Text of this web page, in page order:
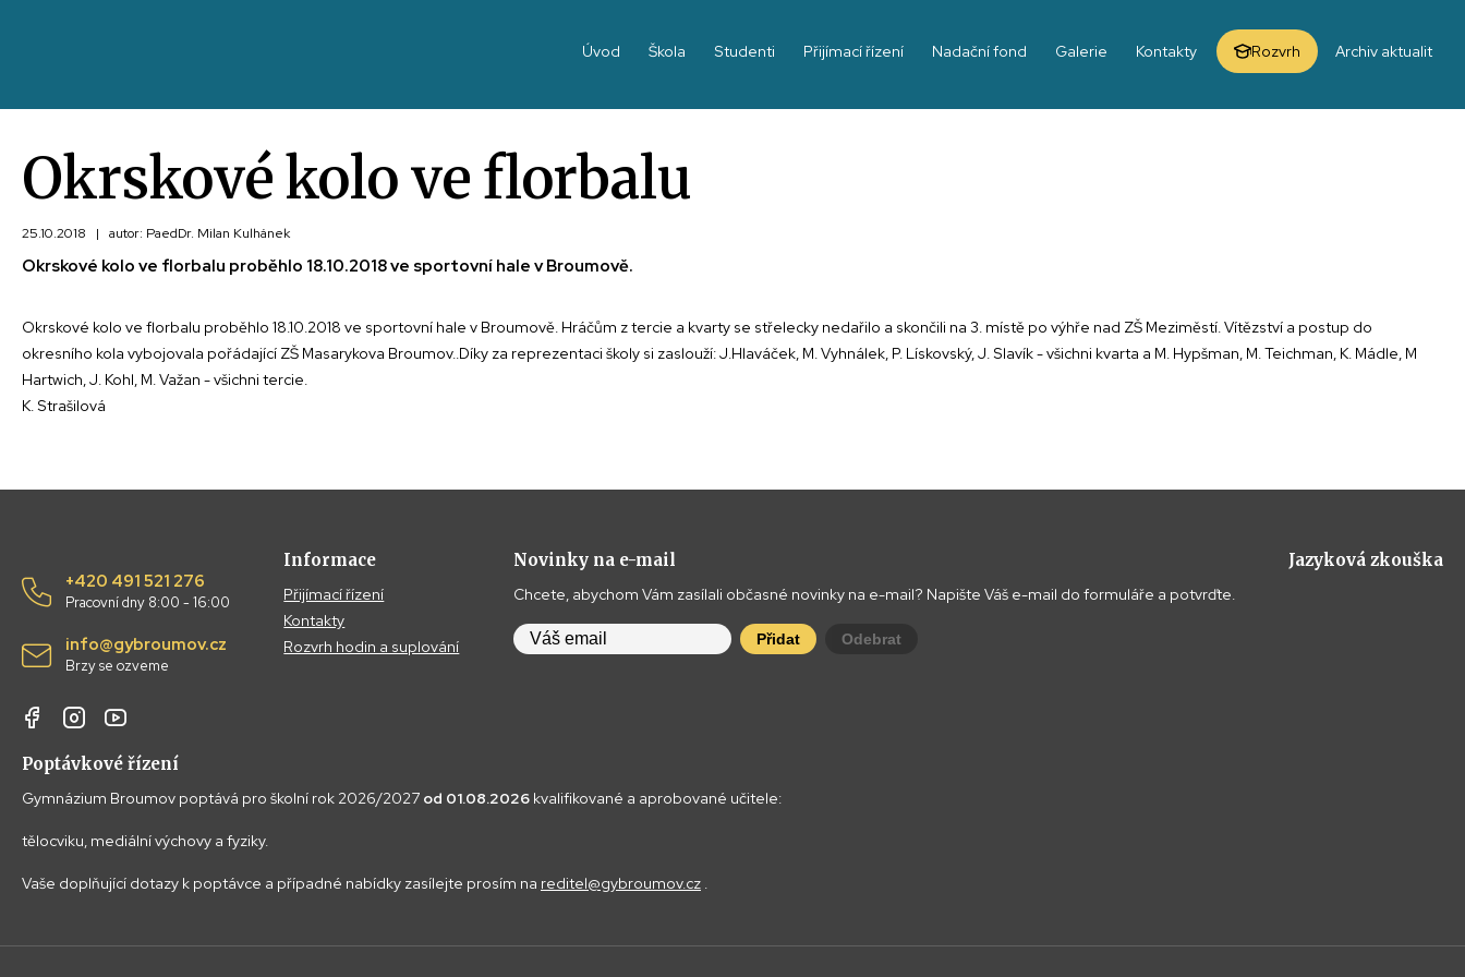
Úvod Škola Studenti Přijímací řízení Nadační fond Galerie Kontakty Rozvrh Archiv aktualit
Okrskové kolo ve florbalu
25.10.2018 | autor: PaedDr. Milan Kulhánek
Okrskové kolo ve florbalu proběhlo 18.10.2018 ve sportovní hale v Broumově.
Okrskové kolo ve florbalu proběhlo 18.10.2018 ve sportovní hale v Broumově. Hráčům z tercie a kvarty se střelecky nedařilo a skončili na 3. místě po výhře nad ZŠ Meziměstí. Vítězství a postup do
okresního kola vybojovala pořádající ZŠ Masarykova Broumov..Díky za reprezentaci školy si zaslouží: J.Hlaváček, M. Vyhnálek, P. Lískovský, J. Slavík - všichni kvarta a M. Hypšman, M. Teichman, K. Mádle, M
Hartwich, J. Kohl, M. Važan - všichni tercie.
K. Strašilová
+420 491 521 276
Pracovní dny 8:00 - 16:00
info@gybroumov.cz
Brzy se ozveme
Informace
Přijímací řízení
Kontakty
Rozvrh hodin a suplování
Novinky na e-mail
Chcete, abychom Vám zasílali občasné novinky na e-mail? Napište Váš e-mail do formuláře a potvrďte.
Přidat Odebrat
Jazyková zkouška
Poptávkové řízení
Gymnázium Broumov poptává pro školní rok 2026/2027 od 01.08.2026 kvalifikované a aprobované učitele:
tělocviku, mediální výchovy a fyziky.
Vaše doplňující dotazy k poptávce a případné nabídky zasílejte prosím na reditel@gybroumov.cz .